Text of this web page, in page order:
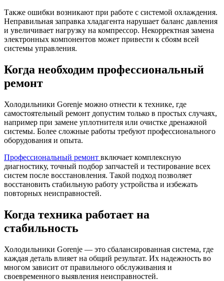
Также ошибки возникают при работе с системой охлаждения.
Неправильная заправка хладагента нарушает баланс давления
и увеличивает нагрузку на компрессор. Некорректная замена
электронных компонентов может привести к сбоям всей
системы управления.
Когда необходим профессиональный
ремонт
Холодильники Gorenje можно отнести к технике, где
самостоятельный ремонт допустим только в простых случаях,
например при замене уплотнителя или очистке дренажной
системы. Более сложные работы требуют профессионального
оборудования и опыта.
Профессиональный ремонт включает комплексную
диагностику, точный подбор запчастей и тестирование всех
систем после восстановления. Такой подход позволяет
восстановить стабильную работу устройства и избежать
повторных неисправностей.
Когда техника работает на
стабильность
Холодильники Gorenje — это сбалансированная система, где
каждая деталь влияет на общий результат. Их надежность во
многом зависит от правильного обслуживания и
своевременного выявления неисправностей.